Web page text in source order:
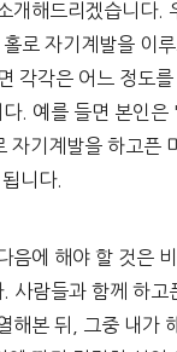
개해드리겠습니다.
로 자기계발을 이
각각은 어느 정도
. 예를 들면 본인은
자기계발을 하고픈
니다.
음에 해야 할 것은
사람들과 함께 하고
해본 뒤, 그중 내가